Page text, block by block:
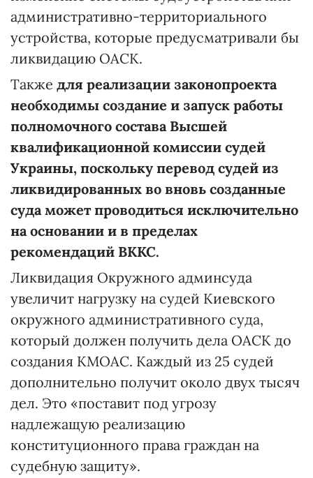
административно-территориального
устройства, которые предусматривали бы
ликвидацию ОАСК.
Также для реализации законопроекта
необходимы создание и запуск работы
полномочного состава Высшей
квалификационной комиссии судей
Украины, поскольку перевод судей из
ликвидированных во вновь созданные
суда может проводиться исключительно
на основании и в пределах
рекомендаций ВККС.
Ликвидация Окружного админсуда
увеличит нагрузку на судей Киевского
окружного административного суда,
который должен получить дела ОАСК до
создания КМОАС. Каждый из 25 судей
дополнительно получит около двух тысяч
дел. Это «поставит под угрозу
надлежащую реализацию
конституционного права граждан на
судебную защиту».